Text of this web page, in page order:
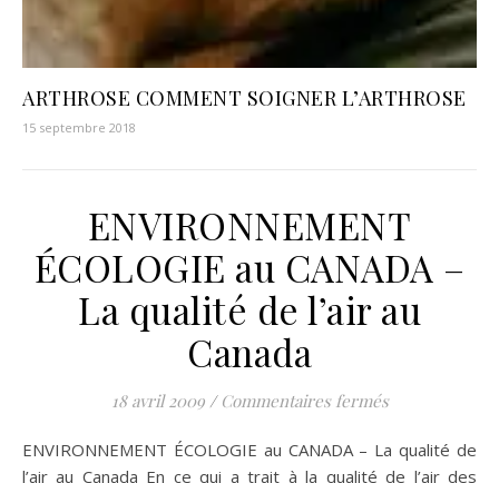
ARTHROSE COMMENT SOIGNER L’ARTHROSE
15 septembre 2018
ENVIRONNEMENT
ÉCOLOGIE au CANADA –
La qualité de l’air au
Canada
18 avril 2009 / Commentaires ferméssur
ENVIRONNEMENT ÉCOLOGIE au CANADA – La qualité de
l’air au Canada En ce qui a trait à la qualité de l’air des